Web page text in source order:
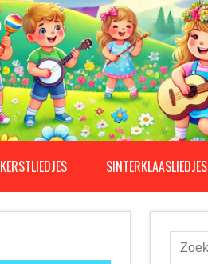
KERSTLIEDJES SINTERKLAASLIEDJES